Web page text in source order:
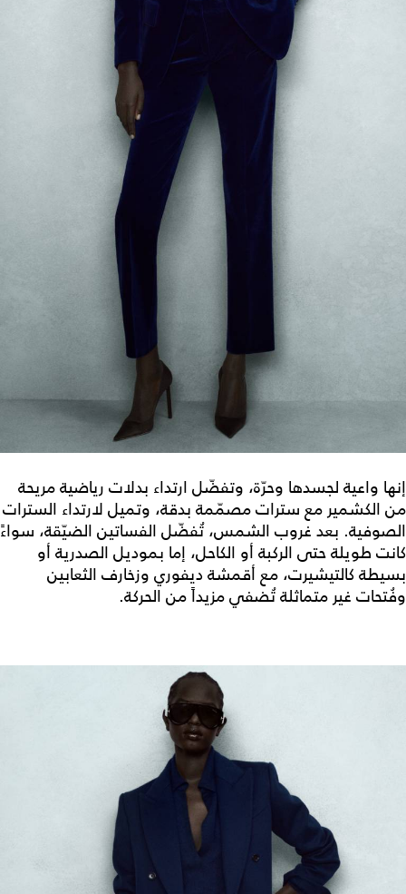
إنها واعية لجسدها وحرّة، وتفضّل ارتداء بدلات رياضية مريحة
من الكشمير مع سترات مصمّمة بدقة، وتميل لارتداء السترات
الصوفية. بعد غروب الشمس، تُفضّل الفساتين الضيّقة، سواءً
كانت طويلة حتى الركبة أو الكاحل، إما بموديل الصدرية أو
بسيطة كالتيشيرت، مع أقمشة ديفوري وزخارف الثعابين
وفُتحات غير متماثلة تُضفي مزيداً من الحركة.